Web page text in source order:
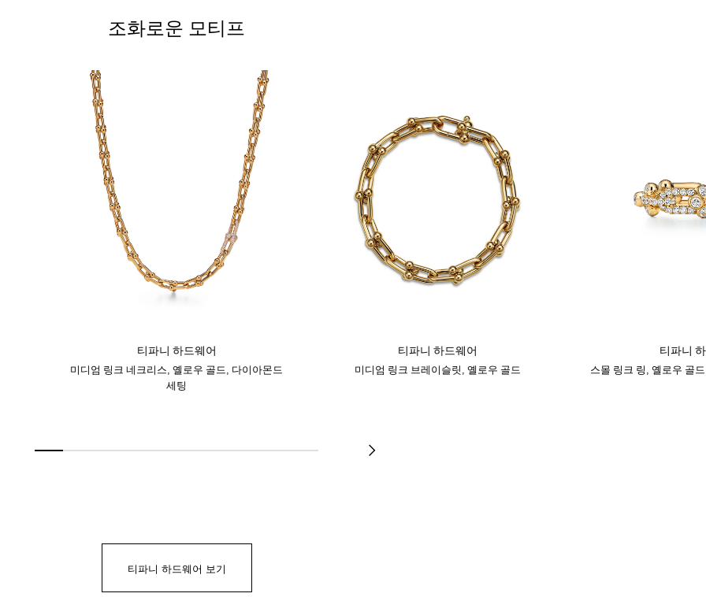
조화로운 모티프
티파니 하드웨어
미디엄 링크 네크리스, 옐로우 골드, 다이아몬드
세팅
티파니 하드웨어
미디엄 링크 브레이슬릿, 옐로우 골드
티파니
스몰 링크 링, 옐로우 골
티파니 하드웨어 보기